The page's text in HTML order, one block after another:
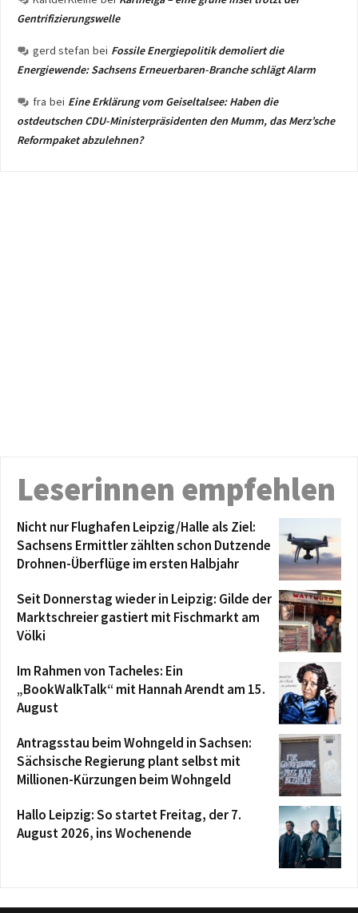
Gentrifizierungswelle
gerd stefan bei Fossile Energiepolitik demoliert die
Energiewende: Sachsens Erneuerbaren-Branche schlägt Alarm
fra bei Eine Erklärung vom Geiseltalsee: Haben die
ostdeutschen CDU-Ministerpräsidenten den Mumm, das Merz’sche
Reformpaket abzulehnen?
Leserinnen empfehlen
Nicht nur Flughafen Leipzig/Halle als Ziel:
Sachsens Ermittler zählten schon Dutzende
Drohnen-Überflüge im ersten Halbjahr
Seit Donnerstag wieder in Leipzig: Gilde der
Marktschreier gastiert mit Fischmarkt am
Völki
Im Rahmen von Tacheles: Ein
„BookWalkTalk“ mit Hannah Arendt am 15.
August
Antragsstau beim Wohngeld in Sachsen:
Sächsische Regierung plant selbst mit
Millionen-Kürzungen beim Wohngeld
Hallo Leipzig: So startet Freitag, der 7.
August 2026, ins Wochenende